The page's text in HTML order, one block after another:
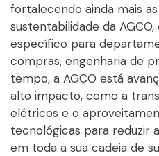
fortalecendo ainda mais
sustentabilidade da
específico para
compras, engenharia de
tempo, a AGCO está
alto impacto, como a
elétricos e o
tecnológicas para reduzir
em toda a sua cadeia de